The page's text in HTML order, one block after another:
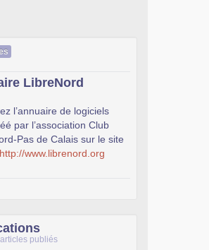
LibreNord
l’annuaire de logiciels
par l’association Club
Pas de Calais sur le site
http://www.librenord.org
publiés